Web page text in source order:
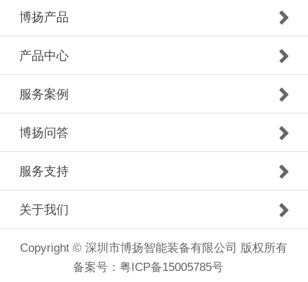
博扬产品
产品中心
服务案例
博扬问答
服务支持
关于我们
Copyright © 深圳市博扬智能装备有限公司 版权所有
备案号： 粤ICP备15005785号